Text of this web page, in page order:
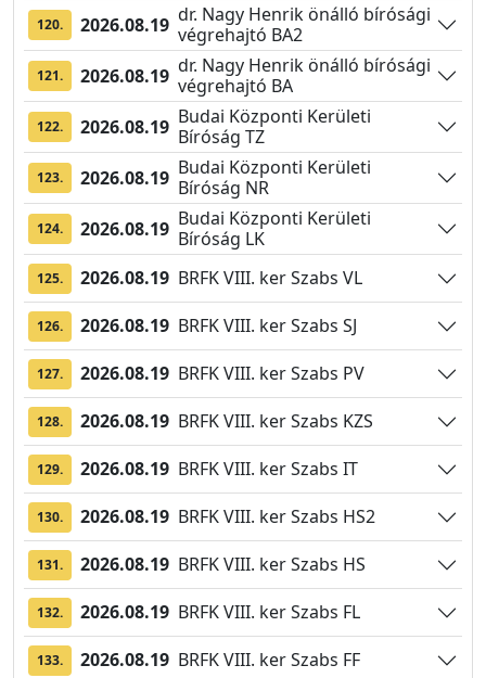
120. 2026.08.19 dr. Nagy Henrik önálló bírósági
végrehajtó BA2
121. 2026.08.19 dr. Nagy Henrik önálló bírósági
végrehajtó BA
122. 2026.08.19 Budai Központi Kerületi
Bíróság TZ
123. 2026.08.19 Budai Központi Kerületi
Bíróság NR
124. 2026.08.19 Budai Központi Kerületi
Bíróság LK
125. 2026.08.19 BRFK VIII. ker Szabs VL
126. 2026.08.19 BRFK VIII. ker Szabs SJ
127. 2026.08.19 BRFK VIII. ker Szabs PV
128. 2026.08.19 BRFK VIII. ker Szabs KZS
129. 2026.08.19 BRFK VIII. ker Szabs IT
130. 2026.08.19 BRFK VIII. ker Szabs HS2
131. 2026.08.19 BRFK VIII. ker Szabs HS
132. 2026.08.19 BRFK VIII. ker Szabs FL
133. 2026.08.19 BRFK VIII. ker Szabs FF